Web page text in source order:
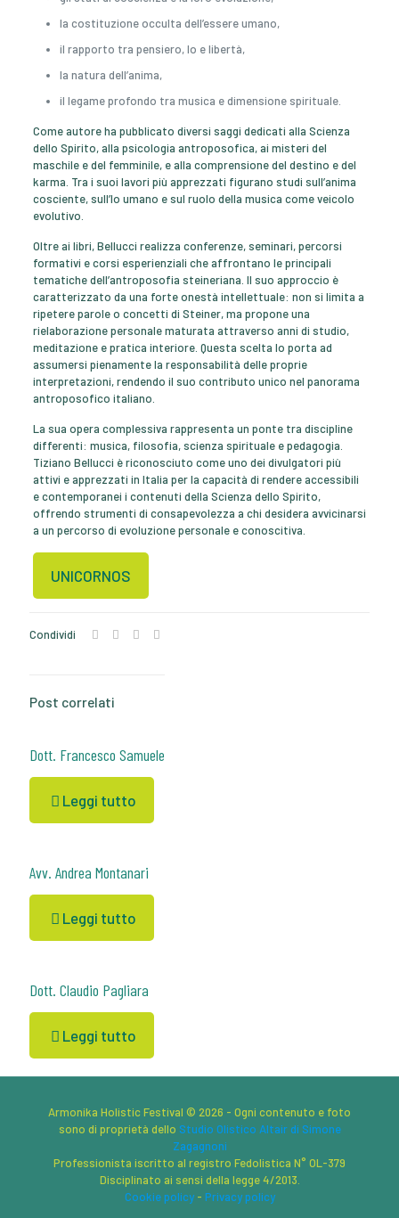
la costituzione occulta dell’essere umano,
il rapporto tra pensiero, Io e libertà,
la natura dell’anima,
il legame profondo tra musica e dimensione spirituale.
Come autore ha pubblicato diversi saggi dedicati alla Scienza
dello Spirito, alla psicologia antroposofica, ai misteri del
maschile e del femminile, e alla comprensione del destino e del
karma. Tra i suoi lavori più apprezzati figurano studi sull’anima
cosciente, sull’Io umano e sul ruolo della musica come veicolo
evolutivo.
Oltre ai libri, Bellucci realizza conferenze, seminari, percorsi
formativi e corsi esperienziali che affrontano le principali
tematiche dell’antroposofia steineriana. Il suo approccio è
caratterizzato da una forte onestà intellettuale: non si limita a
ripetere parole o concetti di Steiner, ma propone una
rielaborazione personale maturata attraverso anni di studio,
meditazione e pratica interiore. Questa scelta lo porta ad
assumersi pienamente la responsabilità delle proprie
interpretazioni, rendendo il suo contributo unico nel panorama
antroposofico italiano.
La sua opera complessiva rappresenta un ponte tra discipline
differenti: musica, filosofia, scienza spirituale e pedagogia.
Tiziano Bellucci è riconosciuto come uno dei divulgatori più
attivi e apprezzati in Italia per la capacità di rendere accessibili
e contemporanei i contenuti della Scienza dello Spirito,
offrendo strumenti di consapevolezza a chi desidera avvicinarsi
a un percorso di evoluzione personale e conoscitiva.
UNICORNOS
Condividi
Post correlati
Dott. Francesco Samuele
Leggi tutto
Avv. Andrea Montanari
Leggi tutto
Dott. Claudio Pagliara
Leggi tutto
Armonika Holistic Festival © 2026 - Ogni contenuto e foto
sono di proprietà dello Studio Olistico Altair di Simone
Zagagnoni
Professionista iscritto al registro Fedolistica N° OL-379
Disciplinato ai sensi della legge 4/2013.
Cookie policy- Privacy policy